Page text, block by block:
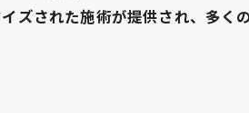
ズされた施術が提供され、多く